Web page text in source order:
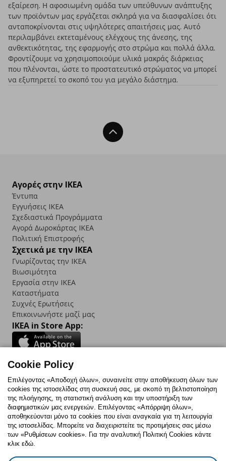
εξαίρεση. Η αφοσιωμένη ομάδα των υπεύθυνων ανάπτυξης
των προϊόντων μας εργάζεται σκληρά για να διασφαλίσει ότι
ανταποκρίνονται στις υψηλότερες απαιτήσεις μας. Αυτό
περιλαμβάνει εκτεταμένους ελέγχους της άνεσης, της
ανθεκτικότητας, της εφαρμογής στο στρώμα και πολλά άλλα.
Φροντίζουμε να χρησιμοποιούμε υλικά μακράς διάρκειας
που πλένονται, ώστε το προστατευτικό στρώματος να μπορεί
να εξυπηρετεί το σκοπό του για μεγάλο διάστημα.
Back To Top
Αγορές στην IKEA
Έντυπα
Εγγυήσεις IKEA
Σχεδιαστικά Προγράμματα
Αγορά Δωρoκάρτας IKEA
Πολιτική Επιστροφής
Σχετικά με την IKEA
Γνωρίζοντας την IKEA
Βιωσιμότητα
Εργασία στην IKEA
Καταστήματα
Συχνές Ερωτήσεις
Επικοινωνήστε μαζί μας
IKEA in Store App:
Follow us:
FacebookInstagram
TikTokYoutubePinterestTwitter
Πολιτική CookiesΔήλωση ψηφιακής προσβασιμότητας
Cookie Policy
Επιλέγοντας «Αποδοχή όλων», συναινείτε στην αποθήκευση όλων των
cookies της ιστοσελίδας στη συσκευή σας, με σκοπό τη βελτιστοποίηση
της πλοήγησης, τη στατιστική ανάλυση και την υποστήριξη των
διαφημιστικών μας ενεργειών. Επιλέγοντας «Απόρριψη όλων»,
αποθηκεύονται μόνο τα cookies που είναι αναγκαία για τη λειτουργία
της ιστοσελίδας. Μπορείτε να διαχειριστείτε τις προτιμήσεις σας μέσω
των «Ρυθμίσεων cookies». Για την αναλυτική Πολιτική Cookies κάντε
κλικ εδώ.